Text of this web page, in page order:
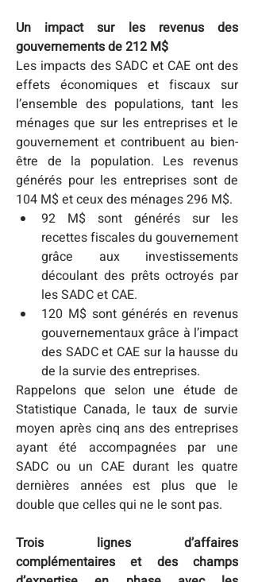
Un impact sur les revenus des
gouvernements de 212 M$
Les impacts des SADC et CAE ont des
effets économiques et fiscaux sur
l’ensemble des populations, tant les
ménages que sur les entreprises et le
gouvernement et contribuent au bien-
être de la population. Les revenus
générés pour les entreprises sont de
104 M$ et ceux des ménages 296 M$.
92 M$ sont générés sur les
recettes fiscales du gouvernement
grâce aux investissements
découlant des prêts octroyés par
les SADC et CAE.
120 M$ sont générés en revenus
gouvernementaux grâce à l’impact
des SADC et CAE sur la hausse du
de la survie des entreprises.
Rappelons que selon une étude de
Statistique Canada, le taux de survie
moyen après cinq ans des entreprises
ayant été accompagnées par une
SADC ou un CAE durant les quatre
dernières années est plus que le
double que celles qui ne le sont pas.
Trois lignes d’affaires
complémentaires et des champs